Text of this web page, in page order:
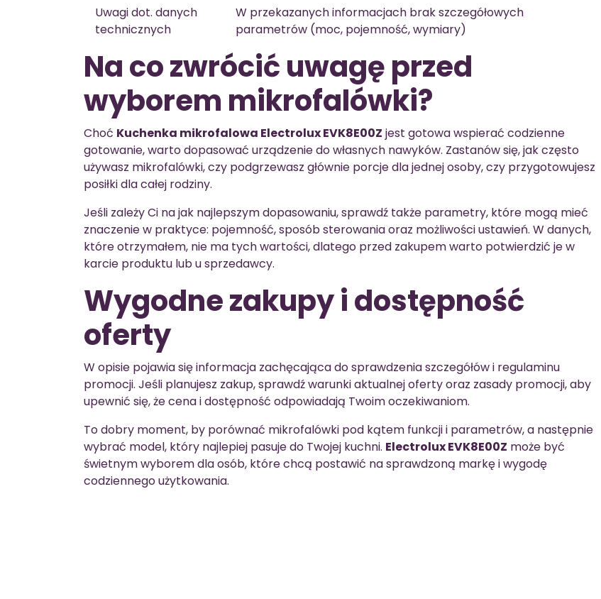
Uwagi dot. danych
technicznych
W przekazanych informacjach brak szczegółowych
parametrów (moc, pojemność, wymiary)
Na co zwrócić uwagę przed
wyborem mikrofalówki?
Choć Kuchenka mikrofalowa Electrolux EVK8E00Z jest gotowa wspierać codzienne
gotowanie, warto dopasować urządzenie do własnych nawyków. Zastanów się, jak często
używasz mikrofalówki, czy podgrzewasz głównie porcje dla jednej osoby, czy przygotowujesz
posiłki dla całej rodziny.
Jeśli zależy Ci na jak najlepszym dopasowaniu, sprawdź także parametry, które mogą mieć
znaczenie w praktyce: pojemność, sposób sterowania oraz możliwości ustawień. W danych,
które otrzymałem, nie ma tych wartości, dlatego przed zakupem warto potwierdzić je w
karcie produktu lub u sprzedawcy.
Wygodne zakupy i dostępność
oferty
W opisie pojawia się informacja zachęcająca do sprawdzenia szczegółów i regulaminu
promocji. Jeśli planujesz zakup, sprawdź warunki aktualnej oferty oraz zasady promocji, aby
upewnić się, że cena i dostępność odpowiadają Twoim oczekiwaniom.
To dobry moment, by porównać mikrofalówki pod kątem funkcji i parametrów, a następnie
wybrać model, który najlepiej pasuje do Twojej kuchni. Electrolux EVK8E00Z może być
świetnym wyborem dla osób, które chcą postawić na sprawdzoną markę i wygodę
codziennego użytkowania.